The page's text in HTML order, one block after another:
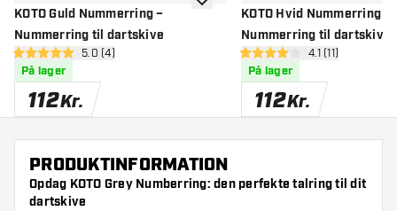
KOTO Guld Nummerring –
Nummerring til dartskive
åbn anmeldelsespanel
5 bedømmelsesstjerner
5.0 (4)
På lager
112Kr.
tilføje til ønskeliste
KOTO Hvid Nummerring –
Nummerring til dartskive
åbn
4.1 bedømmelsesstjerner
4.1 (11)
På lager
112Kr.
PRODUKTINFORMATION
Opdag KOTO Grey Numberring: den perfekte talring til dit
dartskive